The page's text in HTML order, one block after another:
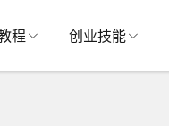
程 创业技能